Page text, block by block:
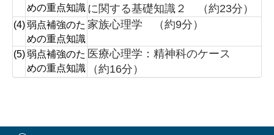
めの重点知識 に関する基礎知識２ （約23分）
(4) 弱点補強のた
めの重点知識
家族心理学 （約9分）
(5) 弱点補強のた
めの重点知識
医療心理学：精神科のケース
（約16分）